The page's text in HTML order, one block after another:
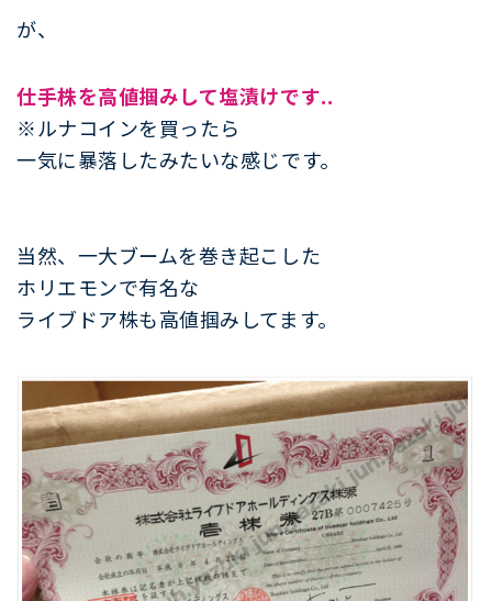
が、
仕手株を高値掴みして塩漬けです..
※ルナコインを買ったら
一気に暴落したみたいな感じです。
当然、一大ブームを巻き起こした
ホリエモンで有名な
ライブドア株も高値掴みしてます。